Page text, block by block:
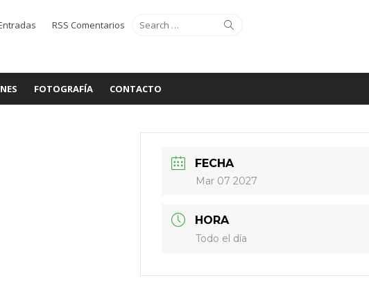
Search
for:
RSS Comentarios
FOTOGRAFÍA CONTACTO
FECHA
Mar 07 2027
HORA
Todo el día